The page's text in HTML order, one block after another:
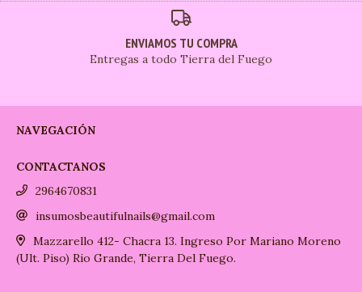
ENVIAMOS TU COMPRA
Entregas a todo Tierra del Fuego
NAVEGACIÓN
CONTACTANOS
2964670831
insumosbeautifulnails@gmail.com
Mazzarello 412- Chacra 13. Ingreso Por Mariano Moreno
(Ult. Piso) Rio Grande, Tierra Del Fuego.